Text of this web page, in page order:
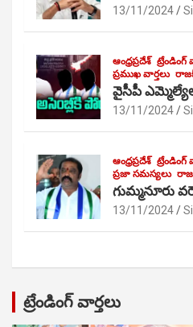
13/11/2024
ఆంధ్రప్రదేశ్ ట్రేండింగ్
ప్రముఖ వార్తలు
వైసీపీ
13/11/2024
ఆంధ్రప్రదేశ్ ట్రేండింగ్
ప్రజా సమస్యలు
గుమ్మనూరు
13/11/2024
ట్రేండింగ్ వార్తలు